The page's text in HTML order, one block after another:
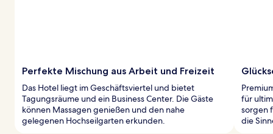
Perfekte Mischung aus Arbeit und Freizeit
Das Hotel liegt im Geschäftsviertel und bietet
Tagungsräume und ein Business Center. Die Gäste
können Massagen genießen und den nahe
gelegenen Hochseilgarten erkunden.
für
sorgen
die